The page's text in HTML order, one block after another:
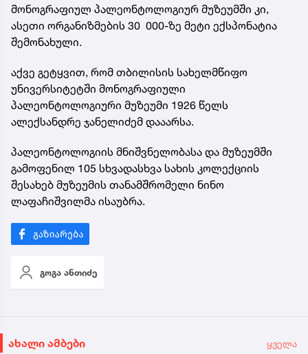
მონოგრაფიულ პალეონტოლოგიურ მუზეუმში კი,
ასეთი ორგანიზმების 30 000-ზე მეტი ექსპონატია
შემონახული.
აქვე გეტყვით, რომ თბილისის სახელმწიფო
უნივერსიტეტში მონოგრაფიული
პალეონტოლოგიური მუზეუმი 1926 წელს
ალექსანდრე ჯანელიძემ დააარსა.
პალეონტოლოგიის მნიშვნელობასა და მუზეუმში
გამოფენილ 105 სხვადასხვა სახის კოლექციის
შესახებ მუზეუმის თანამშრომელი ნინო
ლაფაჩიშვილმა ისაუბრა.
გოგა ანთიძე
ახალი ამბები ყველა